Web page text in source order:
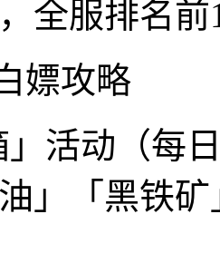
全服排名
嫖攻略
活动（每
」「黑铁